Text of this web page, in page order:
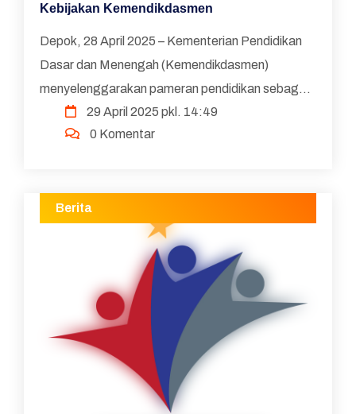
Kebijakan Kemendikdasmen
Depok, 28 April 2025 – Kementerian Pendidikan
Dasar dan Menengah (Kemendikdasmen)
menyelenggarakan pameran pendidikan sebagai
rangkaian dari Konsolidasi Nasional (Konsolnas)
Pendidikan Dasar dan...
29 April 2025 pkl. 14:49
0 Komentar
Berita